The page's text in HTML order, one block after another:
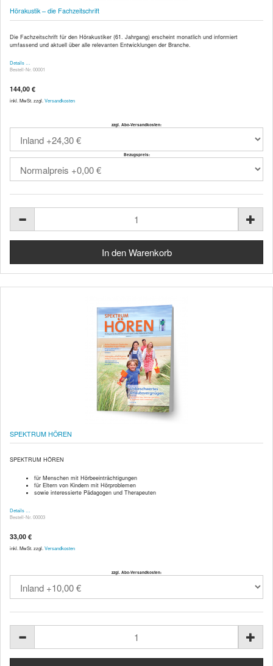
Hörakustik – die Fachzeitschrift
Die Fachzeitschrift für den Hörakustiker (61. Jahrgang) erscheint monatlich und informiert
umfassend und aktuell über alle relevanten Entwicklungen der Branche.
Details …
Bestell-Nr. 00001
144,00 €
inkl. MwSt. zzgl. Versandkosten
zzgl. Abo-Versandkosten:
Bezugspreis:
SPEKTRUM HÖREN
SPEKTRUM HÖREN
für Menschen mit Hörbeeinträchtigungen
für Eltern von Kindern mit Hörproblemen
sowie interessierte Pädagogen und Therapeuten
Details …
Bestell-Nr. 00003
33,00 €
inkl. MwSt. zzgl. Versandkosten
zzgl. Abo-Versandkosten: